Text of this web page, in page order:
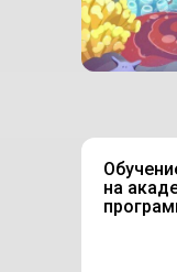
на